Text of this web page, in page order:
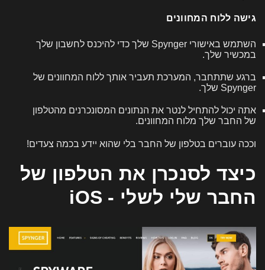
גישה ללוח המחוונים
השתמש באישורי Spynger שלך כדי להיכנס לחשבון שלך
במכשיר שלך.
ברגע שתתחבר, המערכת תעביר אותך ללוח המחוונים של
Spynger שלך.
אתה יכול להתחיל לנטר את הנתונים המסונכרנים מהטלפון
של החבר שלך מלוח המחוונים.
וככה עוברים בטלפון של החבר בלי שהוא יידע בכמה צעדים!
כיצד לסנכרן את הטלפון של
החבר שלי לשלי - iOS